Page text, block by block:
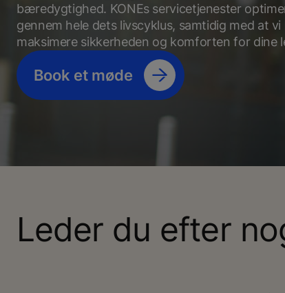
bæredygtighed. KONEs servicetjenester
gennem hele dets livscyklus, samtidig med at
maksimere sikkerheden og komforten for dine
Book et møde
Leder du efter